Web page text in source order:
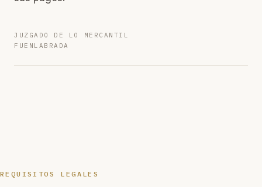
JUZGADO DE LO MERCANTIL
FUENLABRADA
REQUISITOS LEGALES